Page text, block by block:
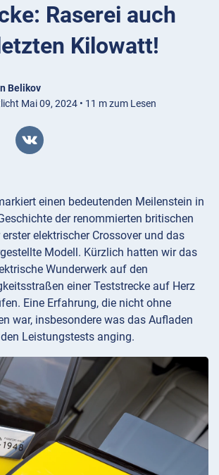
Raserei auch
Kilowatt!
Belikov
Mai 09, 2024 • 11 m zum Lesen
einen bedeutenden Meilenstein in
der renommierten britischen
elektrischer Crossover und das
Modell. Kürzlich hatten wir das
Wunderwerk auf den
einer Teststrecke auf Herz
Eine Erfahrung, die nicht ohne
war, insbesondere was das Aufladen
Leistungstests anging.